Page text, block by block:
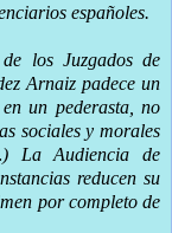
españoles.
los Juzgados de
Arnaiz padece un
un pederasta, no
sociales y morales
La Audiencia de
reducen su
por completo de